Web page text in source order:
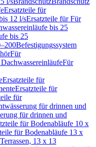
Ersatzteile für
12 l/sErsatzteile für Für
bis 25
bis 25
Befestigungssystem
Für
Für
Ersatzteile für
Ersatzteile für
für
für drinnen und
für drinnen und
für Bodenabläufe 10 x
für Bodenabläufe 13 x
13 x 13